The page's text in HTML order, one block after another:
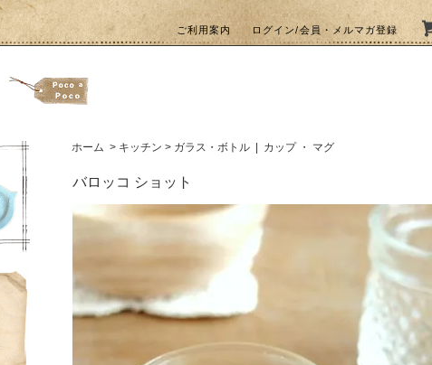
ご利用案内 ログイン/会員・メルマガ登録
ホーム > キッチン > ガラス・ボトル カップ ・ マグ
バロッコ ショット